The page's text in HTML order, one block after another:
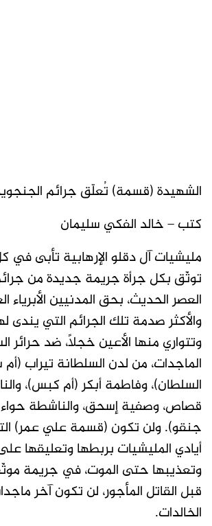
الشهيدة (قسمة) تُعلّق جرائم
كتب – خالد الفكي سليمان
مليشيات آل دقلو الإرهابية تأبى في
توثّق بكل جرأة جريمة جديدة من
العصر الحديث، بحق المدنيين الأبرياء
والأكثر صدمة تلك الجرائم التي يندى
وتتواري منها الأعين خجلاً، ضد حرائر
الماجدات، من لدن السلطانة تيراب
السلطان)، وفاطمة أبكر (أم كبس)،
قصاص، وصفية إسحق، والناشطة حواء
جنقو). ولن تكون (قسمة علي عمر)
أيادي المليشيات بربطها وتعليقها
وتعذيبها حتى الموت، في جريمة
قبل القاتل المأجور، لن تكون آخر
الخالدات.